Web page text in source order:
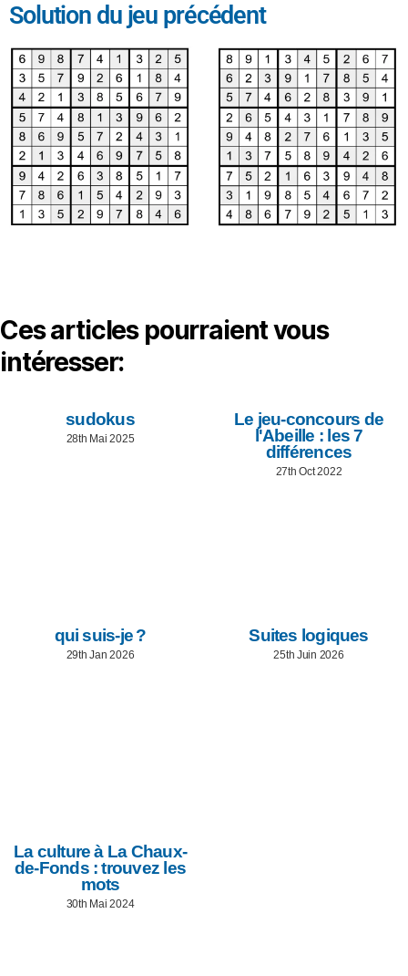
Solution du jeu précédent
Ces articles pourraient vous
intéresser:
sudokus
28th Mai 2025
Le jeu-concours de
l'Abeille : les 7
différences
27th Oct 2022
qui suis-je ?
29th Jan 2026
Suites logiques
25th Juin 2026
La culture à La Chaux-
de-Fonds : trouvez les
mots
30th Mai 2024